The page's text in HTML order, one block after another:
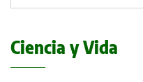
Ciencia y Vida